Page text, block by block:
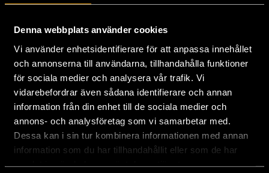
Denna webbplats använder cookies
Vi använder enhetsidentifierare för att anpassa innehållet
och annonserna till användarna, tillhandahålla funktioner
för sociala medier och analysera vår trafik. Vi
vidarebefordrar även sådana identifierare och annan
information från din enhet till de sociala medier och
annons- och analysföretag som vi samarbetar med.
Dessa kan i sin tur kombinera informationen med annan
information som du har tillhandahållit eller som de har
Hesselmans Torg 14
08-684 230 00
info [at]stadsmissionen.se(info[at]stadsmissionen[dot]se)